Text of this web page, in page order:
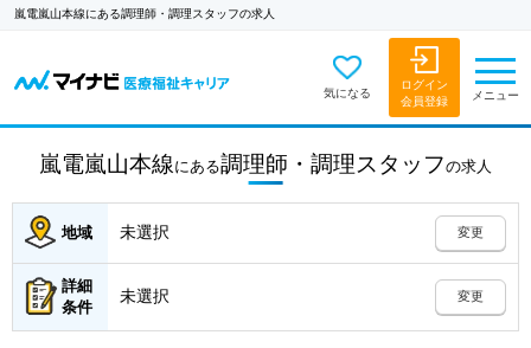
嵐電嵐山本線にある調理師・調理スタッフの求人
気になる
ログイン
会員登録
メニュー
嵐電嵐山本線 にある調理師・調理スタッフの求人
地域 未選択 変更
詳細
条件
未選択 変更